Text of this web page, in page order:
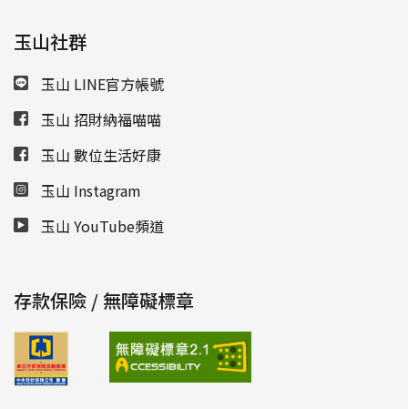
玉山社群
玉山 LINE官方帳號
玉山 招財納福喵喵
玉山 數位生活好康
玉山 Instagram
玉山 YouTube頻道
存款保險 / 無障礙標章